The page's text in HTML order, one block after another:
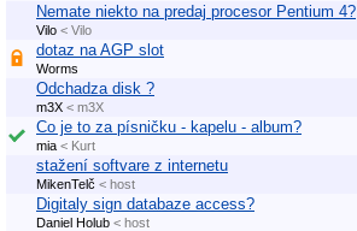
Nemate niekto na predaj procesor Pentium 4?
Vilo < Vilo
dotaz na AGP slot
Worms
Odchadza disk ?
m3X < m3X
Co je to za písničku - kapelu - album?
mia < Kurt
stažení softvare z internetu
MikenTelč < host
Digitaly sign databaze access?
Daniel Holub < host